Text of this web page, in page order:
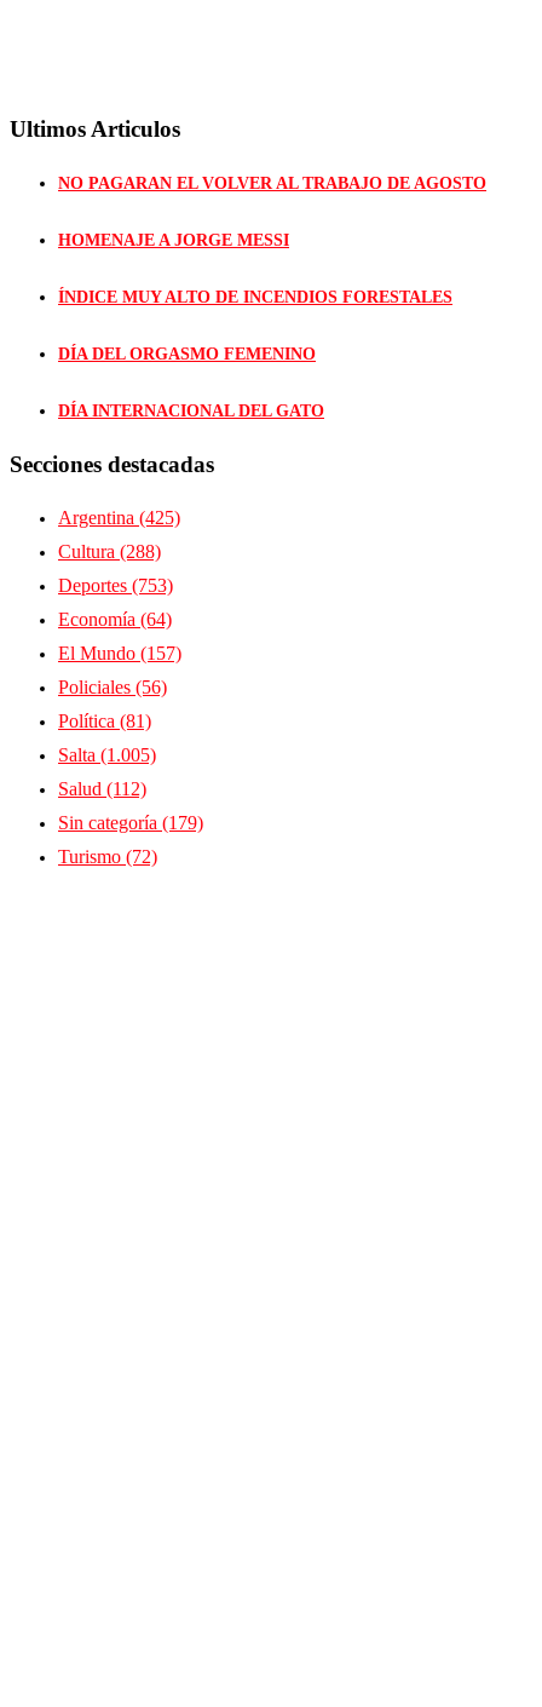
Ultimos Articulos
NO PAGARAN EL VOLVER AL TRABAJO DE AGOSTO
HOMENAJE A JORGE MESSI
ÍNDICE MUY ALTO DE INCENDIOS FORESTALES
DÍA DEL ORGASMO FEMENINO
DÍA INTERNACIONAL DEL GATO
Secciones destacadas
Argentina (425)
Cultura (288)
Deportes (753)
Economía (64)
El Mundo (157)
Policiales (56)
Política (81)
Salta (1.005)
Salud (112)
Sin categoría (179)
Turismo (72)